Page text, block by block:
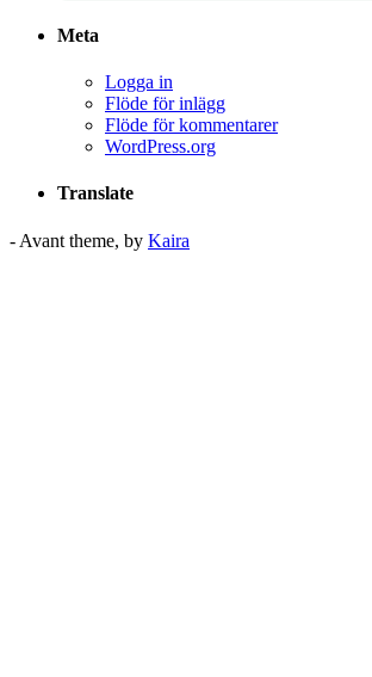
Meta
Logga in
Flöde för inlägg
Flöde för kommentarer
WordPress.org
Translate
- Avant theme, by Kaira